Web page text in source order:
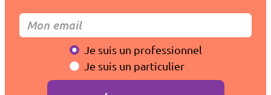
Je suis un professionnel
Je suis un particulier